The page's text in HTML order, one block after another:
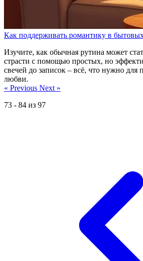
Как поддерживать романтику в
Изучите, как обычная рутина может
страсти с помощью простых, но
свечей до записок – всё, что нужно для
любви.
« Previous Next »
73 - 84 из 97